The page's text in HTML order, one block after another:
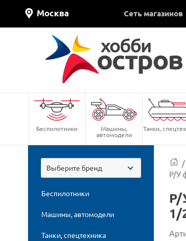
Москва Сеть магазинов
Беспилотники Машины,
автомодели
Танки,
Выберите бренд
Беспилотники
Машины, автомодели
Танки, спецтехника
/
Р/У
Р/
1/